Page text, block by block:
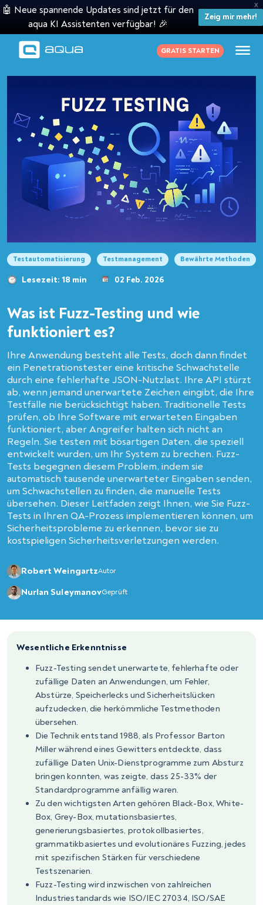
X
🤖 Neue spannende Updates sind jetzt für den
aqua KI Assistenten verfügbar! 🎉
Zeig mir mehr!
GRATIS STARTEN
Testautomatisierung Testmanagement Bewährte Methoden
Lesezeit: 18 min 02 Feb. 2026
Was ist Fuzz-Testing und wie
funktioniert es?
Ihre Anwendung besteht alle Tests, doch dann findet
ein Penetrationstester eine kritische Schwachstelle
durch eine fehlerhafte JSON-Nutzlast. Ihre API stürzt
ab, wenn jemand unerwartete Zeichen eingibt, die Ihre
Testfälle nie berücksichtigt haben. Traditionelle Tests
prüfen, ob Ihre Software mit erwarteten Eingaben
funktioniert, aber Angreifer halten sich nicht an
Regeln. Sie testen mit bösartigen Daten, die speziell
entwickelt wurden, um Ihr System zu brechen. Fuzz-
Tests begegnen diesem Problem, indem sie
automatisch tausende unerwarteter Eingaben senden,
um Schwachstellen zu finden, die manuelle Tests
übersehen. Dieser Leitfaden zeigt Ihnen, wie Sie Fuzz-
Tests in Ihren QA-Prozess implementieren können, um
Sicherheitsprobleme zu erkennen, bevor sie zu
kostspieligen Sicherheitsverletzungen werden.
Robert WeingartzAutor
Nurlan SuleymanovGeprüft
Wesentliche Erkenntnisse
Fuzz-Testing sendet unerwartete, fehlerhafte oder
zufällige Daten an Anwendungen, um Fehler,
Abstürze, Speicherlecks und Sicherheitslücken
aufzudecken, die herkömmliche Testmethoden
übersehen.
Die Technik entstand 1988, als Professor Barton
Miller während eines Gewitters entdeckte, dass
zufällige Daten Unix-Dienstprogramme zum Absturz
bringen konnten, was zeigte, dass 25-33% der
Standardprogramme anfällig waren.
Zu den wichtigsten Arten gehören Black-Box, White-
Box, Grey-Box, mutationsbasiertes,
generierungsbasiertes, protokollbasiertes,
grammatikbasiertes und evolutionäres Fuzzing, jedes
mit spezifischen Stärken für verschiedene
Testszenarien.
Fuzz-Testing wird inzwischen von zahlreichen
Industriestandards wie ISO/IEC 27034, ISO/SAE